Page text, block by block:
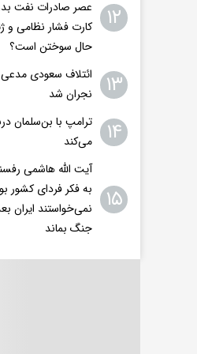
۱۲
عصر صادرات نفت
کارت فشار نظامی و
حال سوختن است؟
۱۳
ائتلاف سعودی
نجران شد
۱۴
ترامپ با بن‌سلمان
می‌کند
۱۵
آیت الله هاشمی
به فکر فردای کشور
نمی‌خواستند ایران
جنگ بماند